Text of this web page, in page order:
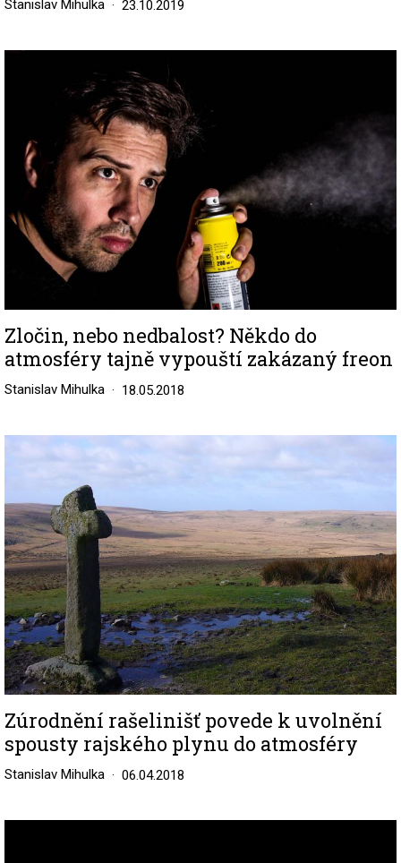
Stanislav Mihulka 23.10.2019
Zločin, nebo nedbalost? Někdo do
atmosféry tajně vypouští zakázaný freon
Stanislav Mihulka 18.05.2018
Image
Zúrodnění rašelinišť povede k uvolnění
spousty rajského plynu do atmosféry
Stanislav Mihulka 06.04.2018